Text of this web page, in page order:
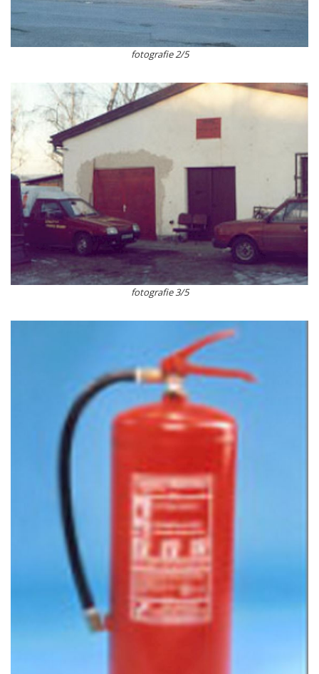
fotografie 2/5
fotografie 3/5